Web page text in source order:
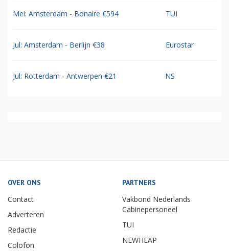
Mei: Amsterdam - Bonaire €594 TUI
Jul: Amsterdam - Berlijn €38 Eurostar
Jul: Rotterdam - Antwerpen €21 NS
OVER ONS
Contact
Adverteren
Redactie
Colofon
PARTNERS
Vakbond Nederlands
Cabinepersoneel
TUI
NEWHEAP